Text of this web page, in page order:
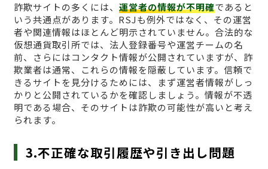
詐欺サイトの多くには、 運営者の情報が不明確であると
いう共通点があります。RSJも例外ではなく、その運営
者や関連情報はほとんど明示されていません。合法的な
仮想通貨取引所では、法人登録番号や運営チームの名
前、さらにはコンタクト情報が公開されていますが、詐
欺業者は通常、これらの情報を隠蔽しています。信頼で
きるサイトを見分けるためには、まず運営者情報がしっ
かりと公開されているかを確認しましょう。情報が不透
明である場合、そのサイトは詐欺の可能性が高いと考え
られます。
3.不正確な取引履歴や引き出し問題